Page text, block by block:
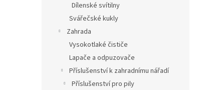
Dílenské svítilny
Svářečské kukly
Zahrada
Vysokotlaké čističe
Lapače a odpuzovače
Příslušenství k zahradnímu nářadí
Příslušenství pro pily